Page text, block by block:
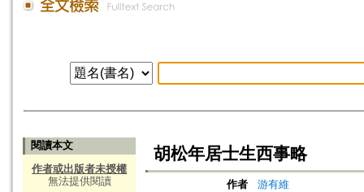
閱讀本文
作者或出版者未授權
無法提供閱讀
胡松年居士生西事略
作者
游有維